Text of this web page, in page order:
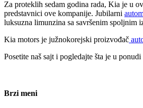
Za proteklih sedam godina rada, Kia je u
predstavnici ove kompanije. Jubilarni
luksuzna limunzina sa savršenim spoljnim
Kia motors je južnokorejski proizvođač
Posetite naš sajt i pogledajte šta je u
Brzi meni